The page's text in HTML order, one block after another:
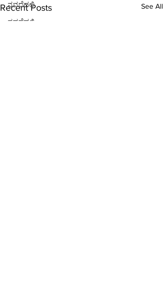
ನವದೆಹಲಿ
ನವದೆಹಲಿ
Recent Posts See All